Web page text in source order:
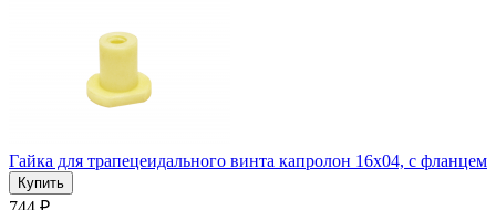
Гайка для трапецеидального винта капролон 16x04, с фланцем